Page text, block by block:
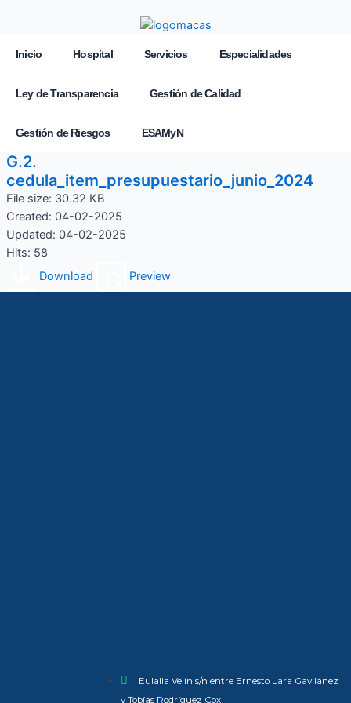
Inicio Hospital Servicios Especialidades
Ley de Transparencia Gestión de Calidad
Gestión de Riesgos ESAMyN
G.2.
cedula_item_presupuestario_junio_2024
File size: 30.32 KB
Created: 04-02-2025
Updated: 04-02-2025
Hits: 58
Download
Preview
Eulalia Velín s/n entre Ernesto Lara Gavilánez
y Tobías Rodríguez Cox